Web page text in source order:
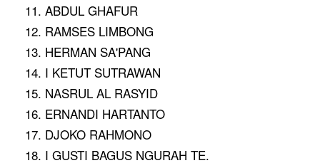
11. ABDUL GHAFUR
12. RAMSES LIMBONG
13. HERMAN SA'PANG
14. I KETUT SUTRAWAN
15. NASRUL AL RASYID
16. ERNANDI HARTANTO
17. DJOKO RAHMONO
18. I GUSTI BAGUS NGURAH TE.